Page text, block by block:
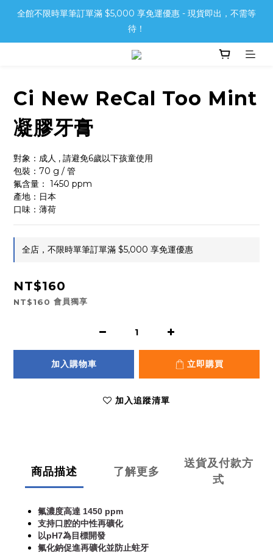
全館不限時單筆訂單滿 $5,000 享免運優惠 - 現貨即出，不需等
待！
Ci New ReCal Too Mint
凝膠牙膏
對象：成人 , 請避免6歲以下孩童使用
包裝：70 g / 管
氟含量： 1450 ppm
產地：日本
口味：薄荷
全店，不限時單筆訂單滿 $5,000 享免運優惠
NT$160
NT$160 會員獨享
加入購物車 立即購買
加入追蹤清單
商品描述 了解更多
送貨及付款方
式
氟濃度高達 1450 ppm
支持口腔的中性再礦化
以pH7為目標開發
氟化鈉促進再礦化並防止蛀牙